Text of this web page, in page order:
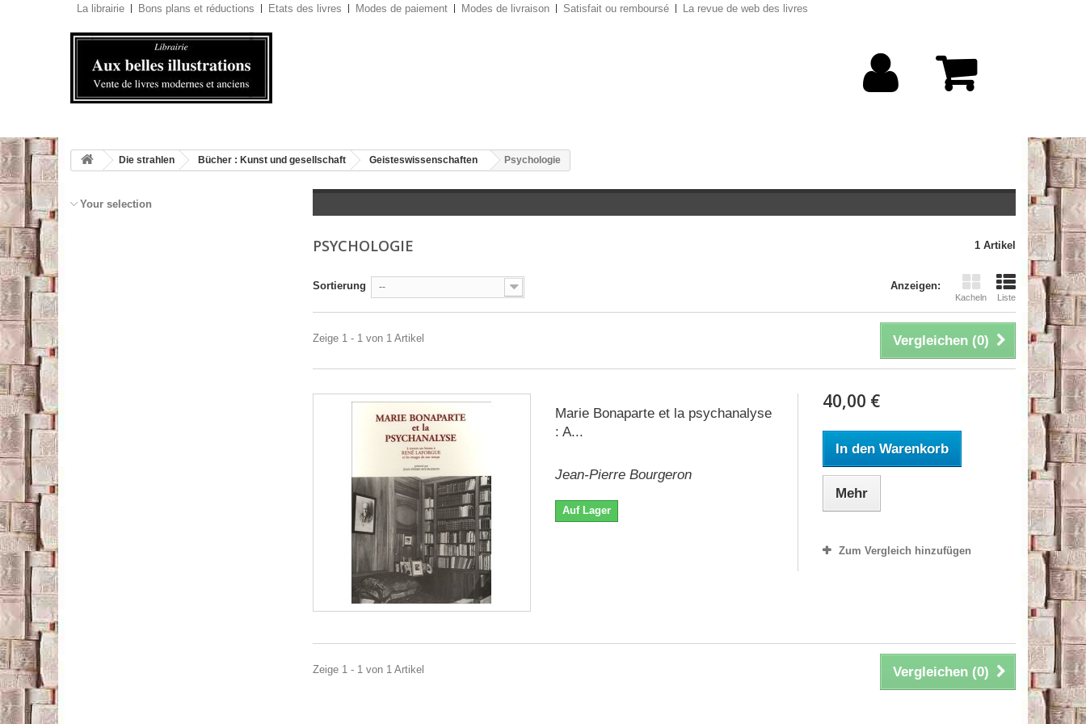
La librairie Bons plans et réductions Etats des livres Modes de paiement Modes de livraison Satisfait ou remboursé La revue de web des livres
Die strahlen Bücher : Kunst und gesellschaft Geisteswissenschaften Psychologie
Your selection
PSYCHOLOGIE 1 Artikel
Anzeigen:
Kacheln Liste
Sortierung --
Vergleichen (0)
Zeige 1 - 1 von 1 Artikel
Marie Bonaparte et la psychanalyse
: A...
Jean-Pierre Bourgeron
Auf Lager
40,00 €
In den Warenkorb
Mehr
Zum Vergleich hinzufügen
Vergleichen (0)
Zeige 1 - 1 von 1 Artikel